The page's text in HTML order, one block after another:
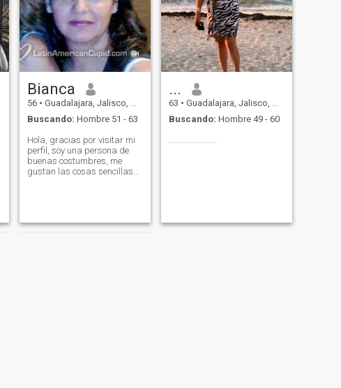
Bianca
56 • Guadalajara, Jalisco, México
Buscando: Hombre 51 - 63
Hola, gracias por visitar mi
perfil, soy una persona de
buenas costumbres, me
gustan las cosas sencillas
...
63 • Guadalajara, Jalisco, México
Buscando: Hombre 49 - 60